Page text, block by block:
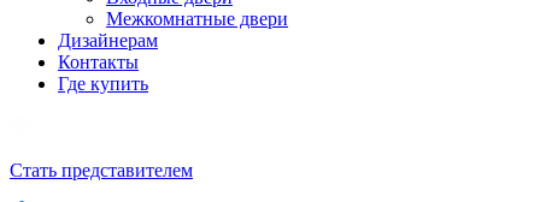
Межкомнатные двери
Дизайнерам
Контакты
Где купить
Стать представителем